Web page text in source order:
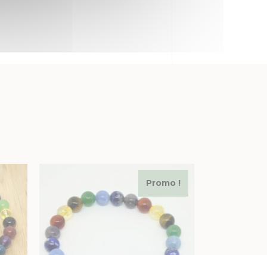
Promo !